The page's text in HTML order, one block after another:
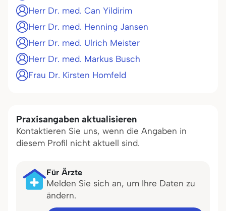
Herr Dr. med. Can Yildirim
Herr Dr. med. Henning Jansen
Herr Dr. med. Ulrich Meister
Herr Dr. med. Markus Busch
Frau Dr. Kirsten Homfeld
Praxisangaben aktualisieren
Kontaktieren Sie uns, wenn die Angaben in
diesem Profil nicht aktuell sind.
Für Ärzte
Melden Sie sich an, um Ihre Daten zu
ändern.